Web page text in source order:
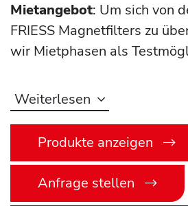
Mietangebot: Um sich von
FRIESS Magnetfilters zu
wir Mietphasen als
Weiterlesen
Produkte anzeigen
Anfrage stellen